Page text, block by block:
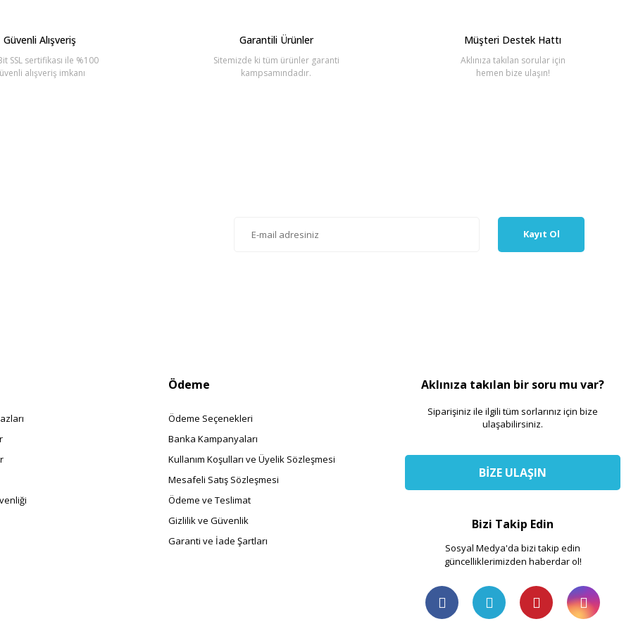
Güvenli Alışveriş
SSL sertifikası ile %100
alışveriş imkanı
Garantili Ürünler
Sitemizde ki tüm ürünler garanti
kampsamındadır.
Müşteri Destek Hattı
Aklınıza takılan sorular için
hemen bize ulaşın!
Kayıt Ol
Ödeme
Ödeme Seçenekleri
Banka Kampanyaları
Kullanım Koşulları ve Üyelik Sözleşmesi
Mesafeli Satış Sözleşmesi
Ödeme ve Teslimat
Gizlilik ve Güvenlik
Garanti ve İade Şartları
Aklınıza takılan bir soru mu var?
Siparişiniz ile ilgili tüm sorlarınız için bize
ulaşabilirsiniz.
BİZE ULAŞIN
Bizi Takip Edin
Sosyal Medya'da bizi takip edin
güncelliklerimizden haberdar ol!